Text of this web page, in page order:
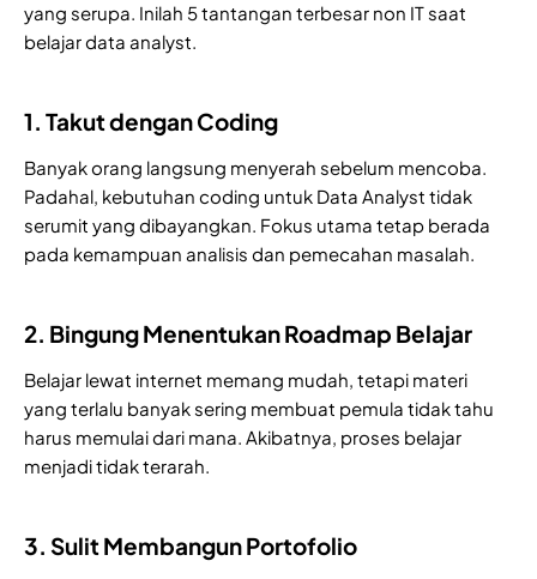
yang serupa. Inilah 5 tantangan terbesar non IT saat
belajar data analyst.
1. Takut dengan Coding
Banyak orang langsung menyerah sebelum mencoba.
Padahal, kebutuhan coding untuk Data Analyst tidak
serumit yang dibayangkan. Fokus utama tetap berada
pada kemampuan analisis dan pemecahan masalah.
2. Bingung Menentukan Roadmap Belajar
Belajar lewat internet memang mudah, tetapi materi
yang terlalu banyak sering membuat pemula tidak tahu
harus memulai dari mana. Akibatnya, proses belajar
menjadi tidak terarah.
3. Sulit Membangun Portofolio